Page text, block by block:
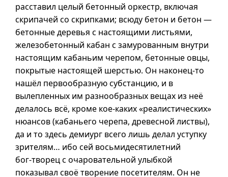
расставил целый бетонный оркестр, включая
скрипачей со скрипками; всюду бетон и бетон —
бетонные деревья с настоящими листьями,
железобетонный кабан с замурованным внутри
настоящим кабаньим черепом, бетонные овцы,
покрытые настоящей шерстью. Он наконец-то
нашёл первообразную субстанцию, и в
вылепленных им разнообразных вещах из неё
делалось всё, кроме кое-каких«реалистических»
нюансов (кабаньего черепа, древесной листвы),
да и то здесь демиург всего лишь делал уступку
зрителям… ибо сей восьмидесятилетний
бог-творецс очаровательной улыбкой
показывал своё творение посетителям. Он не